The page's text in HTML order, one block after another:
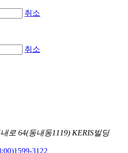
취소
취소
로 64(동내동1119) KERIS빌딩
1599-3122